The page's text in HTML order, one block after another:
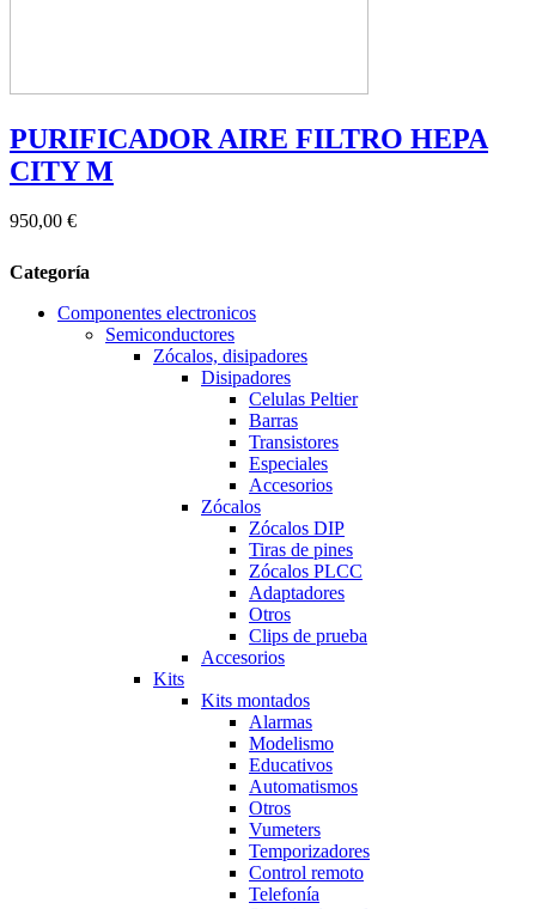
PURIFICADOR AIRE FILTRO HEPA
CITY M
950,00 €
Categoría
Componentes electronicos
Semiconductores
Zócalos, disipadores
Disipadores
Celulas Peltier
Barras
Transistores
Especiales
Accesorios
Zócalos
Zócalos DIP
Tiras de pines
Zócalos PLCC
Adaptadores
Otros
Clips de prueba
Accesorios
Kits
Kits montados
Alarmas
Modelismo
Educativos
Automatismos
Otros
Vumeters
Temporizadores
Control remoto
Telefonía